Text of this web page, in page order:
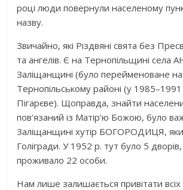
році люди повернули населеному
назву.
Звичайно, які Різдвяні свята без
та ангелів. Є на Тернопільщині села
Заліщанщині (було перейменоване на
Тернопільському районі (у
Пігарєве). Щоправда, знайти
пов’язаний із Матір’ю Божою, було
Заліщанщині хутір БОГОРОДИЦЯ,
Голігради. У 1952 р. тут було 5
проживало 22 особи.
Нам лише залишається привітати всіх